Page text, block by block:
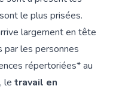
le plus prisées.
largement en tête
les personnes
répertoriées* au
le travail en